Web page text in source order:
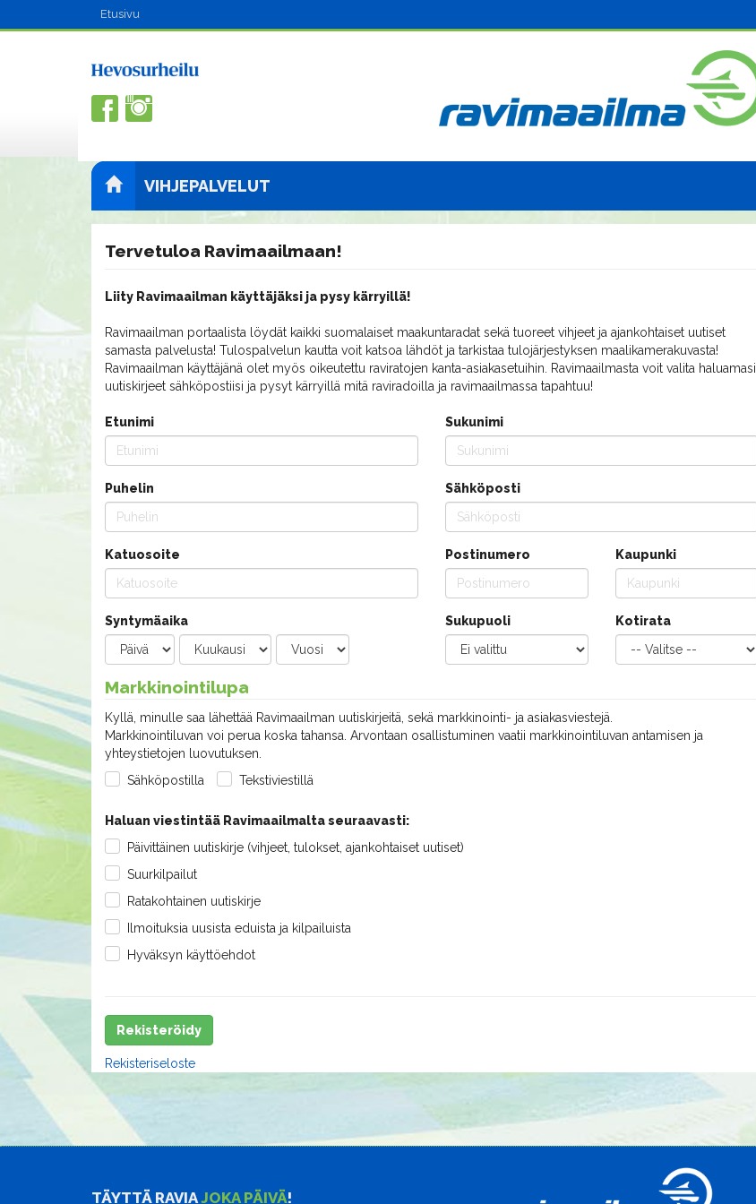
Etusivu
VIHJEPALVELUT
Tervetuloa Ravimaailmaan!
Liity Ravimaailman käyttäjäksi ja pysy kärryillä!
Ravimaailman portaalista löydät kaikki suomalaiset maakuntaradat sekä tuoreet vihjeet ja ajankohtaiset uutiset
samasta palvelusta! Tulospalvelun kautta voit katsoa lähdöt ja tarkistaa tulojärjestyksen maalikamerakuvasta!
Ravimaailman käyttäjänä olet myös oikeutettu raviratojen kanta-asiakasetuihin. Ravimaailmasta voit valita haluamasi
uutiskirjeet sähköpostiisi ja pysyt kärryillä mitä raviradoilla ja ravimaailmassa tapahtuu!
Etunimi Sukunimi
Puhelin Sähköposti
Katuosoite Postinumero Kaupunki
Syntymäaika Sukupuoli Kotirata
Markkinointilupa
Kyllä, minulle saa lähettää Ravimaailman uutiskirjeitä, sekä markkinointi- ja asiakasviestejä.
Markkinointiluvan voi perua koska tahansa. Arvontaan osallistuminen vaatii markkinointiluvan antamisen ja
yhteystietojen luovutuksen.
Sähköpostilla
Tekstiviestillä
Haluan viestintää Ravimaailmalta seuraavasti:
Päivittäinen uutiskirje (vihjeet, tulokset, ajankohtaiset uutiset)
Suurkilpailut
Ratakohtainen uutiskirje
Ilmoituksia uusista eduista ja kilpailuista
Hyväksyn käyttöehdot
Rekisteröidy
Rekisteriseloste
TÄYTTÄ RAVIAJOKA PÄIVÄ!